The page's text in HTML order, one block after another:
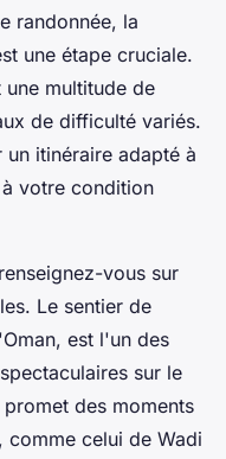
randonnée, la
une étape cruciale.
multitude de
de difficulté variés.
itinéraire adapté à
votre condition
vous sur
Le sentier de
est l'un des
sur le
des moments
celui de Wadi